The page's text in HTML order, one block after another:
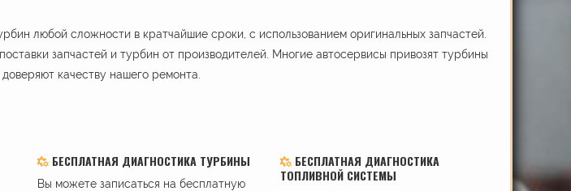
любой сложности в кратчайшие сроки, с использованием оригинальных запчастей.
запчастей и турбин от производителей. Многие автосервисы привозят турбины
качеству нашего ремонта.
БЕСПЛАТНАЯ ДИАГНОСТИКА ТУРБИНЫ
Вы можете записаться на бесплатную
БЕСПЛАТНАЯ ДИАГНОСТИКА
ТОПЛИВНОЙ СИСТЕМЫ